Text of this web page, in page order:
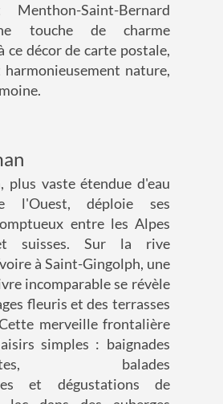
Saint-Bernard
touche de charme
ce décor de carte postale,
nature,
plus vaste étendue d'eau
l'Ouest, déploie ses
entre les Alpes
suisses. Sur la rive
à Saint-Gingolph, une
incomparable se révèle
fleuris et des terrasses
merveille frontalière
simples : baignades
balades
et dégustations de